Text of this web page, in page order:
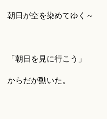
朝日が空を染めてゆく～
「朝日を見に行こう」
からだが動いた。